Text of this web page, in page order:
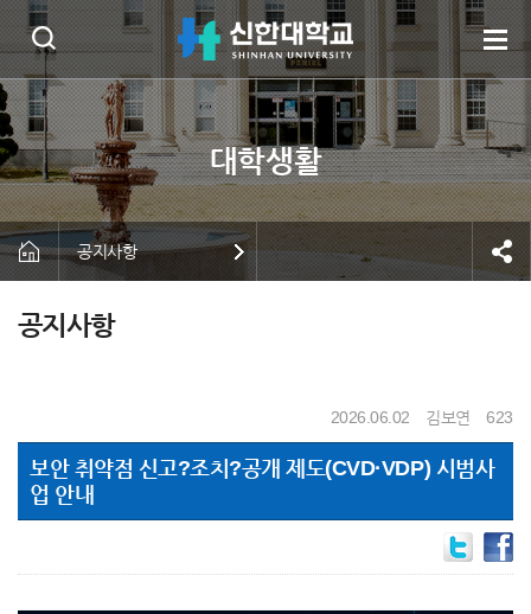
공지사항
공지사항
2026.06.02 김보연 623
보안 취약점 신고?조치?공개 제도(CVD·VDP) 시범사
업 안내